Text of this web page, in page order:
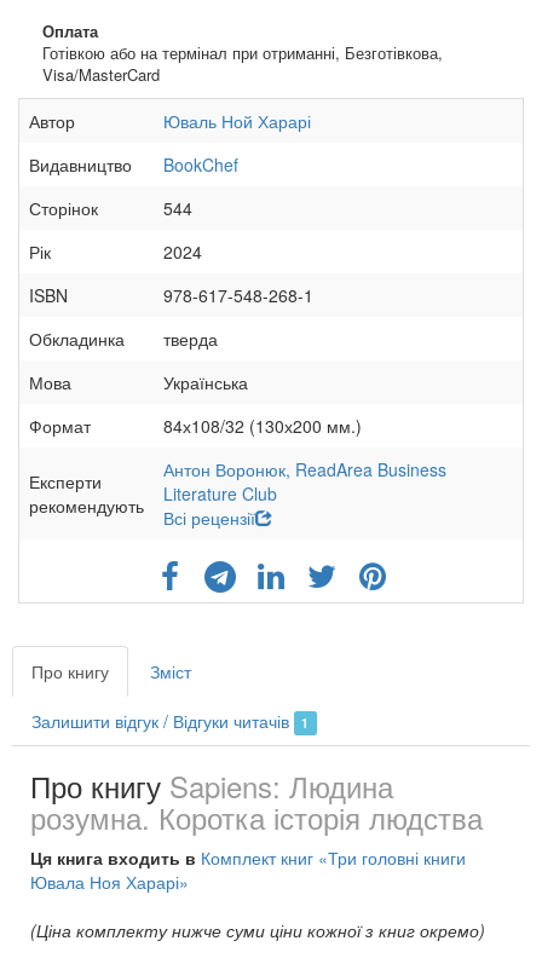
Оплата
Готівкою або на термінал при отриманні, Безготівкова,
Visa/MasterCard
Автор
Юваль Ной Харарі
Видавництво
BookChef
Сторінок
544
Рік
2024
ISBN
978-617-548-268-1
Обкладинка
тверда
Мова
Українська
Формат
84х108/32 (130х200 мм.)
Експерти
рекомендують
Антон Воронюк, ReadArea Business
Literature Club
Всі рецензії
Про книгу Зміст
Залишити відгук / Відгуки читачів 1
Про книгу Sapiens: Людина
розумна. Коротка історія людства
Ця книга входить в Комплект книг «Три головні книги
Ювала Ноя Харарі»
(Ціна комплекту нижче суми ціни кожної з книг окремо)